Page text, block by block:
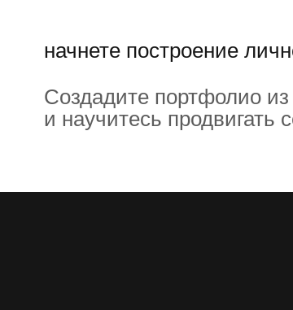
начнете построение
Создадите портфолио
и научитесь продвигать